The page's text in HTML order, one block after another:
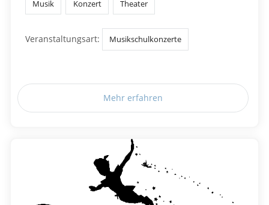
Musik Konzert Theater
Veranstaltungsart: Musikschulkonzerte
Mehr erfahren